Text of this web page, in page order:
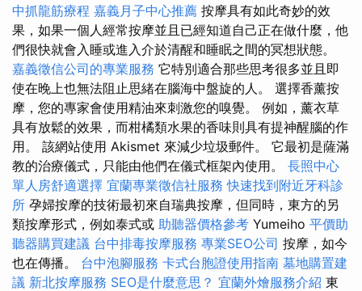
中抓龍筋療程 嘉義月子中心推薦 按摩具有如此奇妙的效
果，如果一個人經常按摩並且已經知道自己正在做什麼，他
們很快就會入睡或進入介於清醒和睡眠之間的冥想狀態。
嘉義徵信公司的專業服務 它特別適合那些思考很多並且即
使在晚上也無法阻止思緒在腦海中盤旋的人。 選擇香薰按
摩，您的專家會使用精油來刺激您的嗅覺。 例如，薰衣草
具有放鬆的效果，而柑橘類水果的香味則具有提神醒腦的作
用。 該網站使用 Akismet 來減少垃圾郵件。 它最初是薩滿
教的治療儀式，只能由他們在儀式框架內使用。 長照中心
單人房舒適選擇 宜蘭專業徵信社服務 快速找到附近牙科診
所 孕婦按摩的技術最初來自瑞典按摩，但同時，東方的另
類按摩形式，例如泰式或 助聽器價格參考 Yumeiho 平價助
聽器購買建議 台中排毒按摩服務 專業SEO公司 按摩，如今
也在傳播。 台中泡腳服務 卡式台胞證使用指南 墓地購置建
議 新北按摩服務 SEO是什麼意思？ 宜蘭外燴服務介紹 東